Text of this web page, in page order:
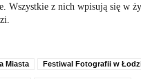
Wszystkie z nich wpisują się w
Miasta Festiwal Fotografii w